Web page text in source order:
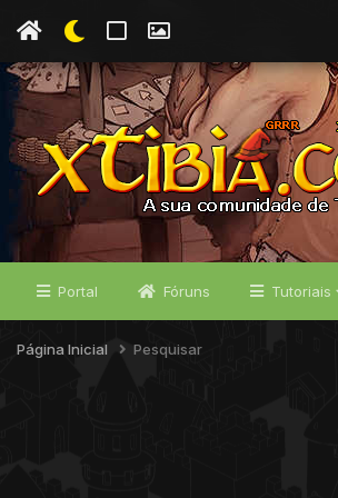
Portal Fóruns Tutoriais
Página Inicial Pesquisar